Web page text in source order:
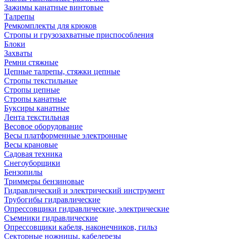
Зажимы канатные винтовые
Талрепы
Ремкомплекты для крюков
Стропы и грузозахватные приспособления
Блоки
Захваты
Ремни стяжные
Цепные талрепы, стяжки цепные
Стропы текстильные
Стропы цепные
Стропы канатные
Буксиры канатные
Лента текстильная
Весовое оборудование
Весы платформенные электронные
Весы крановые
Садовая техника
Снегоуборщики
Бензопилы
Триммеры бензиновые
Гидравлический и электрический инструмент
Трубогибы гидравлические
Опрессовщики гидравлические, электрические
Съемники гидравлические
Опрессовщики кабеля, наконечников, гильз
Секторные ножницы, кабелерезы